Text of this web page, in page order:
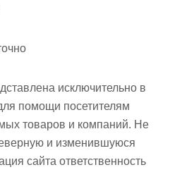
исключительно в
помощи посетителям
товаров и компаний. Не
и изменившуюся
сайта ответственность